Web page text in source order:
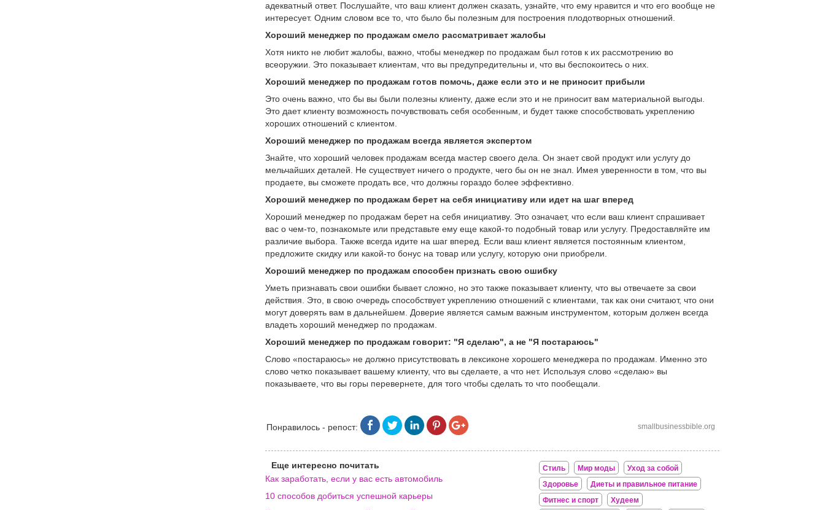
адекватный ответ. Послушайте, что ваш клиент должен сказать, узнайте, что ему нравится и что его вообще не
интересует. Одним словом все то, что было бы полезным для построения плодотворных отношений.
Хороший менеджер по продажам смело рассматривает жалобы
Хотя никто не любит жалобы, важно, чтобы менеджер по продажам был готов к их рассмотрению во
всеоружии. Это показывает клиентам, что вы предупредительны и, что вы беспокоитесь о них.
Хороший менеджер по продажам готов помочь, даже если это и не приносит прибыли
Это очень важно, что бы вы были полезны клиенту, даже если это и не приносит вам материальной выгоды.
Это дает клиенту возможность почувствовать себя особенным, и будет также способствовать укреплению
хороших отношений с клиентом.
Хороший менеджер по продажам всегда является экспертом
Знайте, что хороший человек продажам всегда мастер своего дела. Он знает свой продукт или услугу до
мельчайших деталей. Не существует ничего о продукте, чего бы он не знал. Имея уверенности в том, что вы
продаете, вы сможете продать все, что должны гораздо более эффективно.
Хороший менеджер по продажам берет на себя инициативу или идет на шаг вперед
Хороший менеджер по продажам берет на себя инициативу. Это означает, что если ваш клиент спрашивает
вас о чем-то, познакомьте или представьте ему еще какой-то подобный товар или услугу. Предоставляйте им
различие выбора. Также всегда идите на шаг вперед. Если ваш клиент является постоянным клиентом,
предложите скидку или какой-то бонус на товар или услугу, которую они приобрели.
Хороший менеджер по продажам способен признать свою ошибку
Уметь признавать свои ошибки бывает сложно, но это также показывает клиенту, что вы отвечаете за свои
действия. Это, в свою очередь способствует укреплению отношений с клиентами, так как они считают, что они
могут доверять вам в дальнейшем. Доверие является самым важным инструментом, которым должен всегда
владеть хороший менеджер по продажам.
Хороший менеджер по продажам говорит: "Я сделаю", а не "Я постараюсь"
Слово «постараюсь» не должно присутствовать в лексиконе хорошего менеджера по продажам. Именно это
слово четко показывает вашему клиенту, что вы сделаете, а что нет. Используя слово «сделаю» вы
показываете, что вы горы перевернете, для того чтобы сделать то что пообещали.
Понравилось - репост: smallbusinessbible.org
Еще интересно почитать
Как заработать, если у вас есть автомобиль
10 способов добиться успешной карьеры
Стиль Мир моды
Уход за собой
Здоровье
Диеты и правильное питание
Фитнес и спорт
Худеем